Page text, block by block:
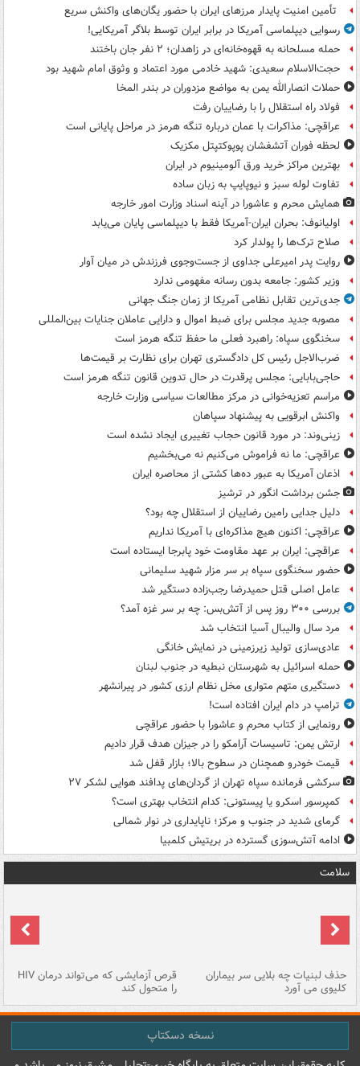
تأمین امنیت پایدار مرزهای ایران با حضور یگان‌های واکنش سریع
رسوایی دیپلماسی آمریکا در برابر ایران توسط بلاگر آمریکایی!
حمله مسلحانه به قهوه‌خانه‌ای در زاهدان؛ ۲ نفر جان باختند
حجت‌الاسلام سعیدی: شهید خادمی مورد اعتماد و وثوق امام شهید بود
حملات انصارالله یمن به مواضع مزدوران در بندر المخا
فولاد راه استقلال را با رضاییان رفت
عراقچی: مذاکرات با عمان درباره تنگه هرمز در مراحل پایانی است
لحظه فوران آتشفشان پوپوکتپتل مکزیک
بهترین مراکز خرید ورق آلومینیوم در ایران
تفاوت لوله سبز و نیوپایپ به زبان ساده
همایش محرم و عاشورا در آینه اسناد وزارت امور خارجه
اولیانوف: بحران ایران-آمریکا فقط با دیپلماسی پایان می‌یابد
صلاح ترک‌ها را پولدار کرد
روایت پدر امیرعلی جداوی از جست‌وجوی فرزندش در میان آوار
وزیر کشور: جامعه بدون رسانه مفهومی ندارد
جدی‌ترین تقابل نظامی آمریکا از زمان جنگ جهانی
مصوبه جدید مجلس برای ضبط اموال و دارایی عاملان جنایات بین‌المللی
سخنگوی سپاه: راهبرد فعلی ما حفظ تنگه هرمز است
ضرب‌الاجل رئیس کل دادگستری تهران برای نظارت بر قیمت‌ها
حاجی‌بابایی: مجلس پرقدرت در حال تدوین قانون تنگه هرمز است
مراسم تعزیه‌خوانی در مرکز مطالعات سیاسی وزارت خارجه
واکنش ابرقویی به پیشنهاد سپاهان
زینی‌وند: در مورد قانون حجاب تغییری ایجاد نشده است
عراقچی: ما نه فراموش می‌کنیم نه می‌بخشیم
اذعان آمریکا به عبور ده‌ها کشتی از محاصره ایران
جشن برداشت انگور در ترشیز
دلیل جدایی رامین رضاییان از استقلال چه بود؟
عراقچی: اکنون هیچ مذاکره‌ای با آمریکا نداریم
عراقچی: ایران بر عهد مقاومت خود پابرجا ایستاده است
حضور سخنگوی سپاه بر سر مزار شهید سلیمانی
عامل اصلی قتل حمیدرضا رجب‌زاده دستگیر شد
بررسی ۳۰۰ روز پس از آتش‌بس: چه بر سر غزه آمد؟
مرد سال والیبال آسیا انتخاب شد
عادی‌سازی تولید زیرزمینی در نمایش خانگی
حمله اسرائیل به شهرستان نبطیه در جنوب لبنان
دستگیری متهم متواری مخل نظام ارزی کشور در پیرانشهر
ترامپ در دام ایران افتاده است!
رونمایی از کتاب محرم و عاشورا با حضور عراقچی
ارتش یمن: تاسیسات آرامکو را در جیزان هدف قرار دادیم
قیمت خودرو همچنان در سطوح بالا؛ بازار قفل شد
سرکشی فرمانده سپاه تهران از گردان‌های پدافند هوایی لشکر ۲۷
کمپرسور اسکرو یا پیستونی: کدام انتخاب بهتری است؟
گرمای شدید در جنوب و مرکز؛ ناپایداری در نوار شمالی
ادامه آتش‌سوزی گسترده در بریتیش کلمبیا
سلامت
حذف لبنیات چه بلایی سر بیماران
کلیوی می آورد
قرص آزمایشی که می‌تواند درمان HIV
را متحول کند
نسخه دسکتاپ